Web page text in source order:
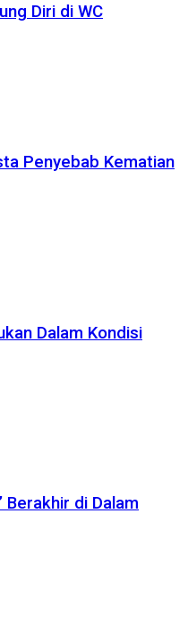
Diri di WC
Penyebab Kematian
Dalam Kondisi
Berakhir di Dalam